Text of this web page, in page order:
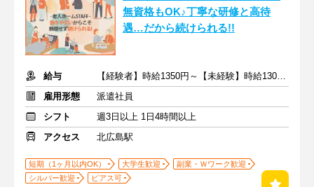
無資格もOK♪丁寧な研修と高待
遇…だから続けられる!!
給与
【経験者】時給1350円～【未経験】時給1300円～ ※交通費全額
雇用形態
派遣社員
シフト
週3日以上 1日4時間以上
アクセス
北広島駅
短期（1ヶ月以内OK） 大学生歓迎
副業・Ｗワーク歓迎
シルバー歓迎
ピアス可